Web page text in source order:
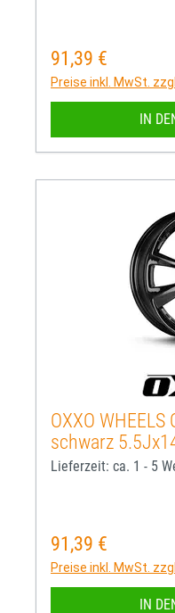
Regulärer Preis:
91,39 €
Preise inkl. MwSt.
IN
OXXO WHEELS
schwarz
Lieferzeit: ca. 1 - 5
Regulärer Preis:
91,39 €
Preise inkl. MwSt.
IN